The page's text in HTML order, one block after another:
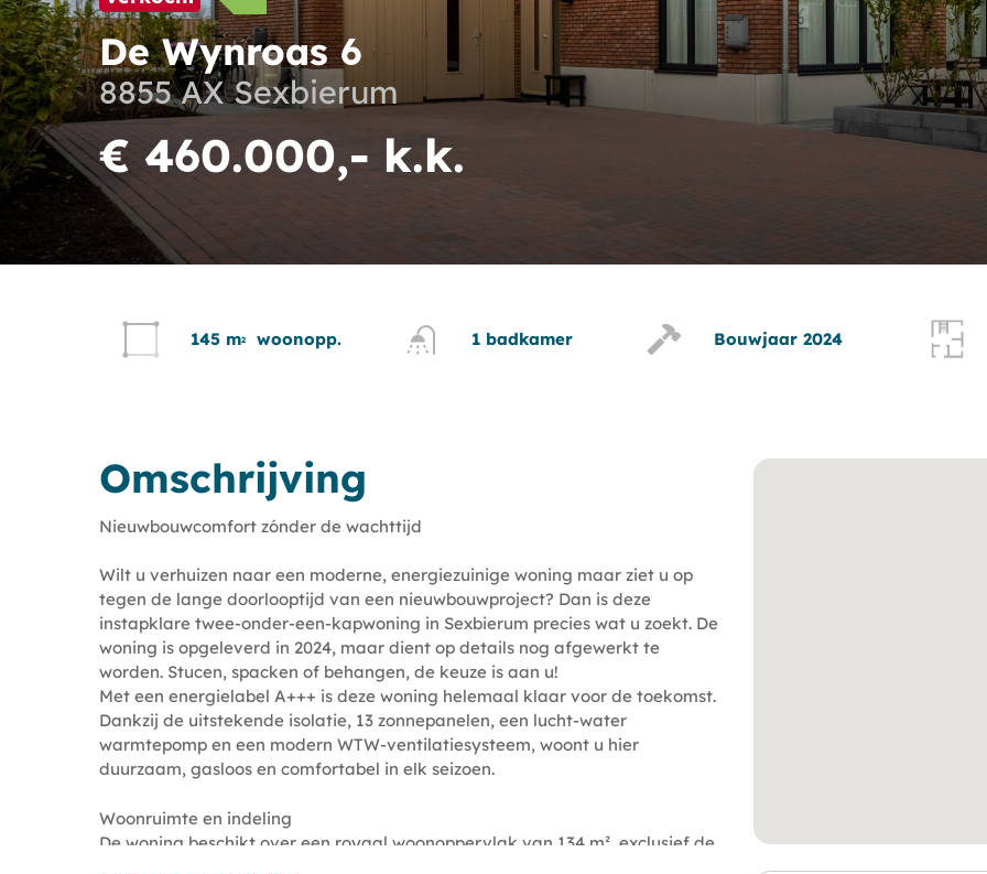
De Wynroas 6
8855 AX Sexbierum
€ 460.000,- k.k.
145 m2 woonopp. 1 badkamer Bouwjaar 2024
Omschrijving
Nieuwbouwcomfort zónder de wachttijd
Wilt u verhuizen naar een moderne, energiezuinige woning maar ziet u op
tegen de lange doorlooptijd van een nieuwbouwproject? Dan is deze
instapklare twee-onder-een-kapwoning in Sexbierum precies wat u zoekt. De
woning is opgeleverd in 2024, maar dient op details nog afgewerkt te
worden. Stucen, spacken of behangen, de keuze is aan u!
Met een energielabel A+++ is deze woning helemaal klaar voor de toekomst.
Dankzij de uitstekende isolatie, 13 zonnepanelen, een lucht-water
warmtepomp en een modern WTW-ventilatiesysteem, woont u hier
duurzaam, gasloos en comfortabel in elk seizoen.
Woonruimte en indeling
De woning beschikt over een royaal woonoppervlak van 134 m², exclusief de